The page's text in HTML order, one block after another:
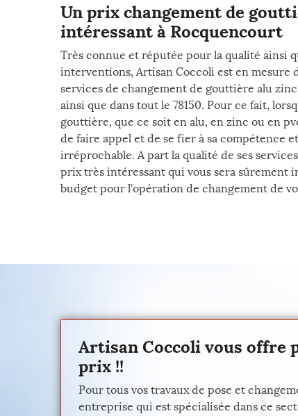
Un prix changement de
intéressant à Rocquencourt
Très connue et réputée pour la qualité ainsi
interventions, Artisan Coccoli est en mesure
services de changement de gouttière alu
ainsi que dans tout le 78150. Pour ce fait,
gouttière, que ce soit en alu, en zinc ou en
de faire appel et de se fier à sa compétence
irréprochable. A part la qualité de ses
prix très intéressant qui vous sera sûrement
budget pour l’opération de changement de
Artisan Coccoli vous offre
prix !!
Pour tous vos travaux de pose et
entreprise qui est spécialisée dans ce